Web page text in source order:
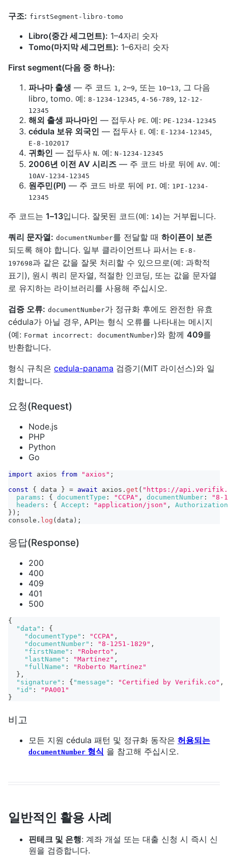
구조: firstSegment-libro-tomo
Libro(중간 세그먼트): 1–4자리 숫자
Tomo(마지막 세그먼트): 1–6자리 숫자
First segment(다음 중 하나):
파나마 출생 — 주 코드 1, 2–9, 또는 10–13, 그 다음
libro, tomo. 예: 8-1234-12345, 4-56-789, 12-12-
12345
해외 출생 파나마인 — 접두사 PE. 예: PE-1234-12345
cédula 보유 외국인 — 접두사 E. 예: E-1234-12345,
E-8-102017
귀화인 — 접두사 N. 예: N-1234-12345
2006년 이전 AV 시리즈 — 주 코드 바로 뒤에 AV. 예:
10AV-1234-12345
원주민(PI) — 주 코드 바로 뒤에 PI. 예: 1PI-1234-
12345
주 코드는 1–13입니다. 잘못된 코드(예: 14)는 거부됩니다.
쿼리 문자열: documentNumber를 전달할 때 하이픈이 보존
되도록 해야 합니다. 일부 클라이언트나 파서는 E-8-
197698과 같은 값을 잘못 처리할 수 있으므로(예: 과학적
표기), 원시 쿼리 문자열, 적절한 인코딩, 또는 값을 문자열
로 유지하는 라이브러리를 사용해 주십시오.
검증 오류: documentNumber가 정규화 후에도 완전한 유효
cédula가 아닐 경우, API는 형식 오류를 나타내는 메시지
(예: Format incorrect: documentNumber)와 함께 409를
반환합니다.
형식 규칙은 cedula-panama 검증기(MIT 라이선스)와 일
치합니다.
요청(Request)
Node.js
PHP
Python
Go
import axios from "axios" ;
const
{ data } = await axios . get ( "https://
params : { documentType : "CCPA" , documentNumber :
"8-
headers : { Accept : "application/json" ,
Authorization
} ) ;
console . log ( data ) ;
응답(Response)
200
400
409
401
500
{
"data" :
{
"documentType" : "CCPA" ,
"documentNumber" : "8-1251-1829" ,
"firstName" : "Roberto" ,
"lastName" : "Martínez" ,
"fullName" :
"Roberto Martínez"
} ,
"signature" : { "message" : "Certified by Verifik.co" ,
"id" :
"PA001"
}
비고
모든 지원 cédula 패턴 및 정규화 동작은 허용되는
documentNumber 형식 을 참고해 주십시오.
일반적인 활용 사례
핀테크 및 은행: 계좌 개설 또는 대출 신청 시 즉시 신
원을 검증합니다.